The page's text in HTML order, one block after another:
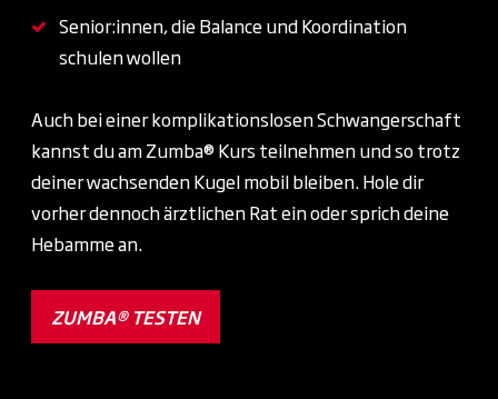
Senior:innen, die Balance und Koordination
schulen wollen
Auch bei einer komplikationslosen Schwangerschaft
kannst du am Zumba® Kurs teilnehmen und so trotz
deiner wachsenden Kugel mobil bleiben. Hole dir
vorher dennoch ärztlichen Rat ein oder sprich deine
Hebamme an.
ZUMBA® TESTEN